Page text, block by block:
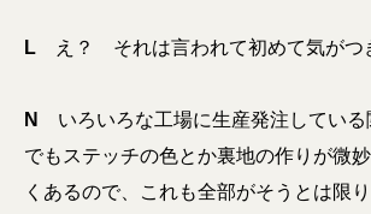
L え？ それは言われて初めて気がつ
N
いろいろな工場に生産発注している
でもステッチの色とか裏地の作りが微
くあるので、これも全部がそうとは限